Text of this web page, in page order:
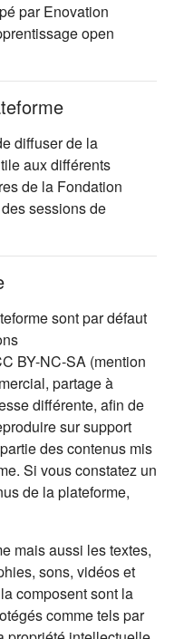
par Enovation
open
onglet)
diffuser de la
aux différents
de la Fondation
sessions de
sont par défaut
dans un nouvel
BY-NC-SA (mention
partage à
différente, afin de
sur support
des contenus mis
Si vous constatez un
de la plateforme,
dans un nouvel onglet)
mais aussi les textes,
sons, vidéos et
composent sont la
comme tels par